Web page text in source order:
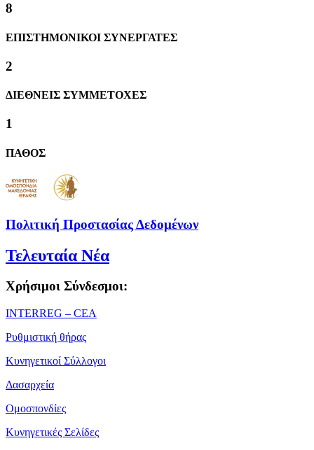
8
ΕΠΙΣΤΗΜΟΝΙΚΟΙ ΣΥΝΕΡΓΑΤΕΣ
2
ΔΙΕΘΝΕΙΣ ΣΥΜΜΕΤΟΧΕΣ
1
ΠΑΘΟΣ
Πολιτική Προστασίας Δεδομένων
Τελευταία Νέα
Χρήσιμοι Σύνδεσμοι:
ΙΝΤΕRREG – CEA
Ρυθμιστική θήρας
Κυνηγετικοί Σύλλογοι
Δασαρχεία
Ομοσπονδίες
Κυνηγετικές Σελίδες